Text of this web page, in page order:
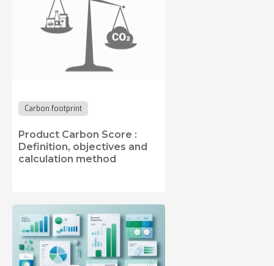
Carbon footprint
Product Carbon Score :
Definition, objectives and
calculation method